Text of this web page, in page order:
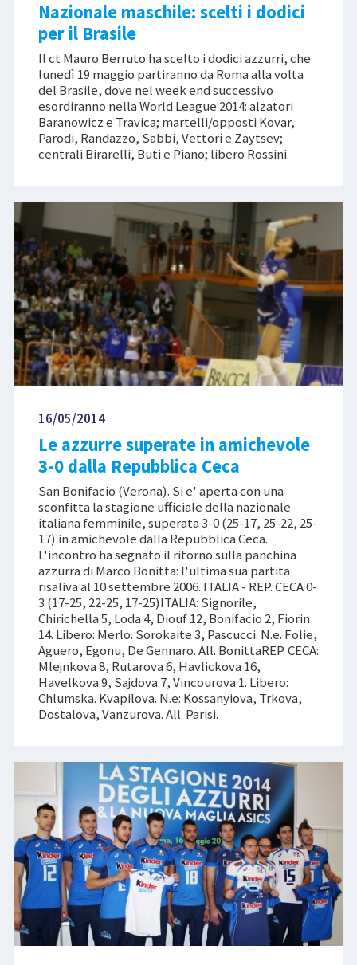
Nazionale maschile: scelti i dodici
per il Brasile
Il ct Mauro Berruto ha scelto i dodici azzurri, che
lunedì 19 maggio partiranno da Roma alla volta
del Brasile, dove nel week end successivo
esordiranno nella World League 2014: alzatori
Baranowicz e Travica; martelli/opposti Kovar,
Parodi, Randazzo, Sabbi, Vettori e Zaytsev;
centrali Birarelli, Buti e Piano; libero Rossini.
16/05/2014
Le azzurre superate in amichevole
3-0 dalla Repubblica Ceca
San Bonifacio (Verona). Si e' aperta con una
sconfitta la stagione ufficiale della nazionale
italiana femminile, superata 3-0 (25-17, 25-22, 25-
17) in amichevole dalla Repubblica Ceca.
L'incontro ha segnato il ritorno sulla panchina
azzurra di Marco Bonitta: l'ultima sua partita
risaliva al 10 settembre 2006. ITALIA - REP. CECA 0-
3 (17-25, 22-25, 17-25)ITALIA: Signorile,
Chirichella 5, Loda 4, Diouf 12, Bonifacio 2, Fiorin
14. Libero: Merlo. Sorokaite 3, Pascucci. N.e. Folie,
Aguero, Egonu, De Gennaro. All. BonittaREP. CECA:
Mlejnkova 8, Rutarova 6, Havlickova 16,
Havelkova 9, Sajdova 7, Vincourova 1. Libero:
Chlumska. Kvapilova. N.e: Kossanyiova, Trkova,
Dostalova, Vanzurova. All. Parisi.